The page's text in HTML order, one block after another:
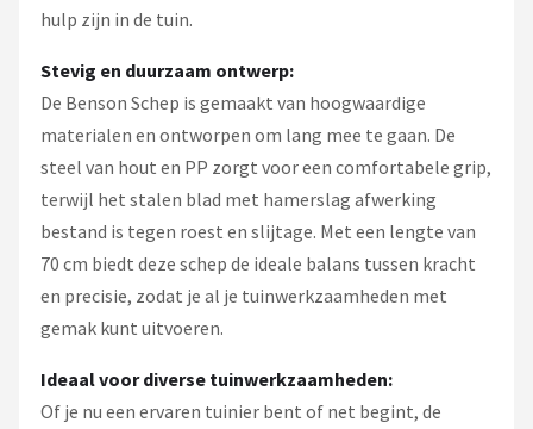
hulp zijn in de tuin.
Stevig en duurzaam ontwerp:
De Benson Schep is gemaakt van hoogwaardige
materialen en ontworpen om lang mee te gaan. De
steel van hout en PP zorgt voor een comfortabele grip,
terwijl het stalen blad met hamerslag afwerking
bestand is tegen roest en slijtage. Met een lengte van
70 cm biedt deze schep de ideale balans tussen kracht
en precisie, zodat je al je tuinwerkzaamheden met
gemak kunt uitvoeren.
Ideaal voor diverse tuinwerkzaamheden:
Of je nu een ervaren tuinier bent of net begint, de